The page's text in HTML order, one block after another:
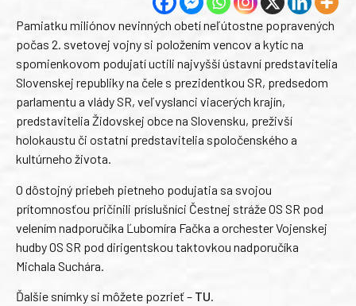
Pamiatku miliónov nevinných obetí neľútostne popravených
počas 2. svetovej vojny si položením vencov a kytíc na
spomienkovom podujatí uctili najvyšší ústavní predstavitelia
Slovenskej republiky na čele s prezidentkou SR, predsedom
parlamentu a vlády SR, veľvyslanci viacerých krajín,
predstavitelia Židovskej obce na Slovensku, preživší
holokaustu či ostatní predstavitelia spoločenského a
kultúrneho života.
O dôstojný priebeh pietneho podujatia sa svojou
prítomnosťou pričinili príslušníci Čestnej stráže OS SR pod
velením nadporučíka Ľubomíra Fačka a orchester Vojenskej
hudby OS SR pod dirigentskou taktovkou nadporučíka
Michala Suchára.
Ďalšie snímky si môžete pozrieť – TU.